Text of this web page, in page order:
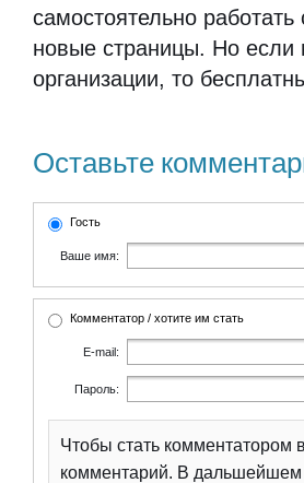
самостоятельно
новые страницы. Но если
организации, то
Оставьте
Гость
Ваше имя:
Комментатор / хотите им стать
E-mail:
Пароль:
Чтобы стать комментатором
комментарий. В дальшейшем